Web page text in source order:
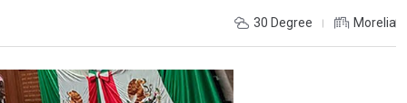
coordinación con autoridades de EE.UU. para reforzar seguridad
30 Degree Morelia